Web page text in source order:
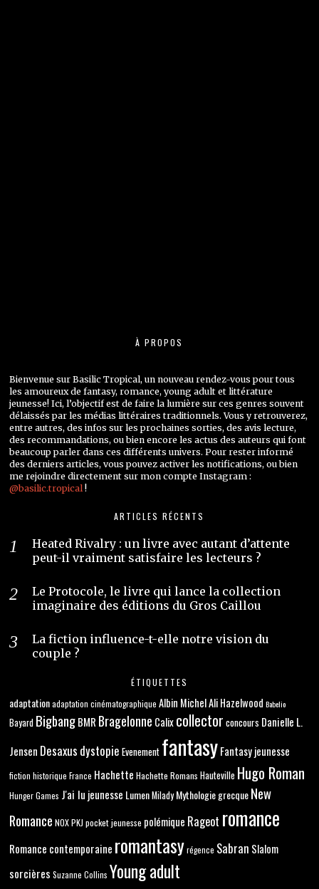
À PROPOS
Bienvenue sur Basilic Tropical, un nouveau rendez-vous pour tous
les amoureux de fantasy, romance, young adult et littérature
jeunesse! Ici, l’objectif est de faire la lumière sur ces genres souvent
délaissés par les médias littéraires traditionnels. Vous y retrouverez,
entre autres, des infos sur les prochaines sorties, des avis lecture,
des recommandations, ou bien encore les actus des auteurs qui font
beaucoup parler dans ces différents univers. Pour rester informé
des derniers articles, vous pouvez activer les notifications, ou bien
me rejoindre directement sur mon compte Instagram :
@basilic.tropical !
ARTICLES RÉCENTS
Heated Rivalry : un livre avec autant d’attente
peut-il vraiment satisfaire les lecteurs ?
Le Protocole, le livre qui lance la collection
imaginaire des éditions du Gros Caillou
La fiction influence-t-elle notre vision du
couple ?
ÉTIQUETTES
adaptation adaptation cinématographique Albin MichelAli Hazelwood Babelio
Bayard BigbangBMR Bragelonne Calixcollector concours Danielle L.
Jensen Desaxus dystopie Evenement fantasyFantasy jeunesse
fiction historique France Hachette Hachette Romans Hauteville Hugo Roman
Hunger Games J'ai lu jeunesse LumenMiladyMythologie grecqueNew
Romance NOXPKJ pocket jeunesse polémique Rageot romance
Romance contemporaine romantasy régence Sabran Slalom
sorcières Suzanne Collins Young adult